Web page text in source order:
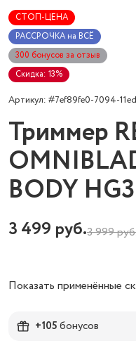
СТОП-ЦЕНА
РАССРОЧКА на ВСЁ
300 бонусов за отзыв
Скидка: 13%
Артикул: #7ef89fe0-7094-
Триммер
BODY
3 499 руб.3 999
Показать применённые
+105бонусов